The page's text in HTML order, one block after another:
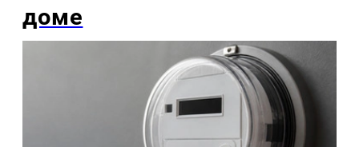
доме